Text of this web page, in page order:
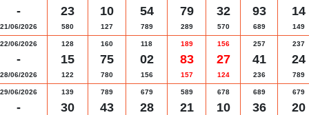
-
21/06/2026
23
580
10
127
54
789
79
289
32
570
93
689
14
149
22/06/2026
-
28/06/2026
128
15
122
160
75
780
118
02
156
189
83
157
156
27
124
257
41
236
237
24
789
29/06/2026
-
139
30
789
43
679
28
589
21
678
10
689
36
679
20